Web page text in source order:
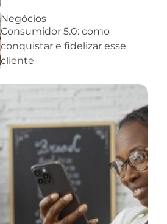
Negócios
Consumidor 5.0: como
conquistar e fidelizar esse
cliente